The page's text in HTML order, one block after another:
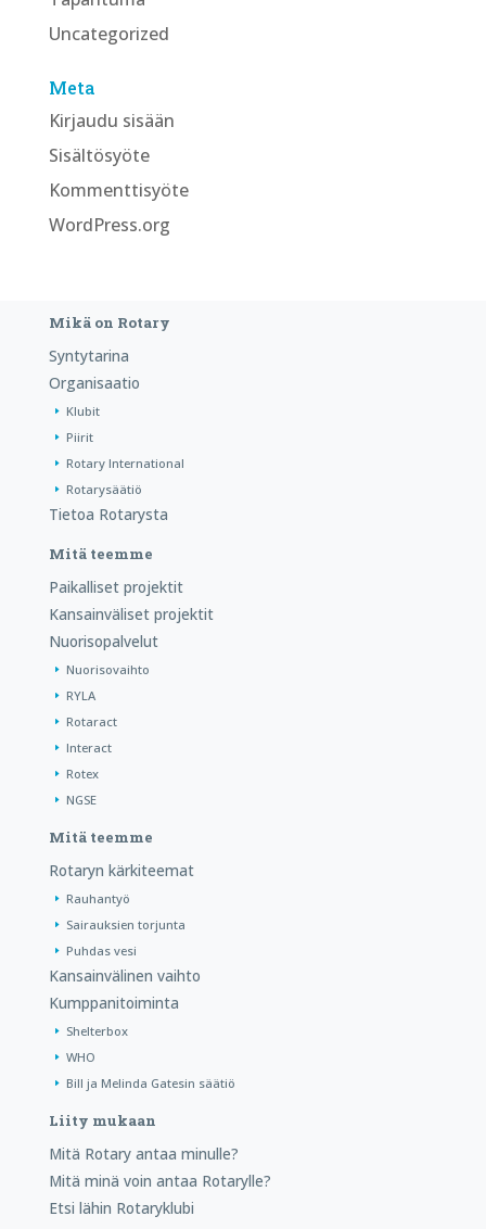
Uncategorized
Meta
Kirjaudu sisään
Sisältösyöte
Kommenttisyöte
WordPress.org
Mikä on Rotary
Syntytarina
Organisaatio
Klubit
Piirit
Rotary International
Rotarysäätiö
Tietoa Rotarysta
Mitä teemme
Paikalliset projektit
Kansainväliset projektit
Nuorisopalvelut
Nuorisovaihto
RYLA
Rotaract
Interact
Rotex
NGSE
Mitä teemme
Rotaryn kärkiteemat
Rauhantyö
Sairauksien torjunta
Puhdas vesi
Kansainvälinen vaihto
Kumppanitoiminta
Shelterbox
WHO
Bill ja Melinda Gatesin säätiö
Liity mukaan
Mitä Rotary antaa minulle?
Mitä minä voin antaa Rotarylle?
Etsi lähin Rotaryklubi